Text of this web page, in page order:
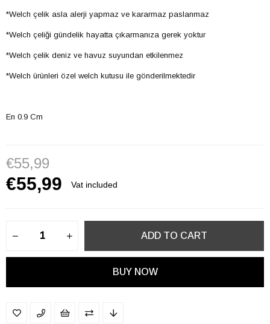
*Welch çelik asla alerji yapmaz ve kararmaz paslanmaz
*Welch çeliği gündelik hayatta çıkarmanıza gerek yoktur
*Welch çelik deniz ve havuz suyundan etkilenmez
*Welch ürünleri özel welch kutusu ile gönderilmektedir
En 0.9 Cm
€55,99
Vat included
€55,99